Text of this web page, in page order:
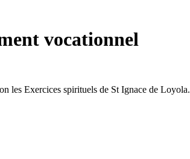
vocationnel
les Exercices spirituels de St Ignace de Loyola.